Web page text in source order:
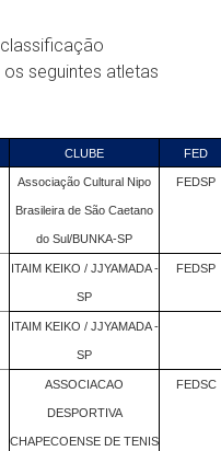
seguintes atletas
CLUBE FED
Associação Cultural Nipo
Brasileira de São Caetano
do Sul/BUNKA-SP
FEDSP
ITAIM KEIKO / JJYAMADA -
SP
FEDSP
ITAIM KEIKO / JJYAMADA -
SP
ASSOCIACAO
DESPORTIVA
CHAPECOENSE DE TENIS
FEDSC